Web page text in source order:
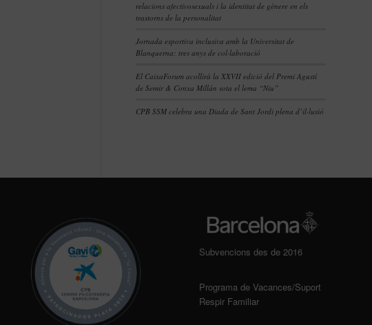
relacions afectivosexuals i la identitat de gènere en els
trastorns de la personalitat
Jornada esportiva inclusiva amb la Universitat de
Blanquerna: tres anys de col·laboració
El CaixaForum acollirà la XXVII edició del Premi Agustí
de Semir & Conxa Millán sota el lema “Niu”
CPB SSM celebra una Diada de Sant Jordi plena d’il·lusió
Subvencions des de 2016
Programa de Vacances/Suport
Respir Familiar